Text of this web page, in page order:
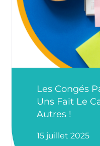
Les Congés
Uns Fait Le
Autres !
15 juillet 2025